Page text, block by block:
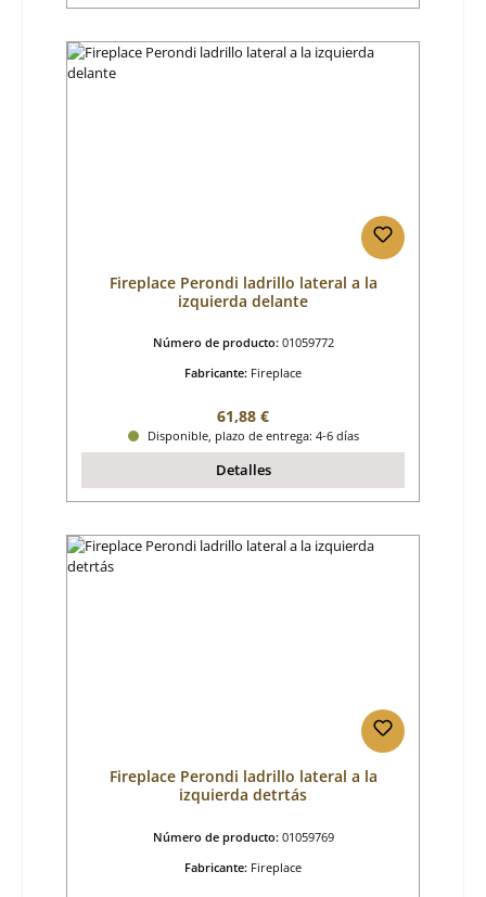
Fireplace Perondi ladrillo lateral a la
izquierda delante
Número de producto: 01059772
Fabricante: Fireplace
Precio normal:
61,88 €
Disponible, plazo de entrega: 4-6 días
Detalles
Fireplace Perondi ladrillo lateral a la
izquierda detrtás
Número de producto: 01059769
Fabricante: Fireplace